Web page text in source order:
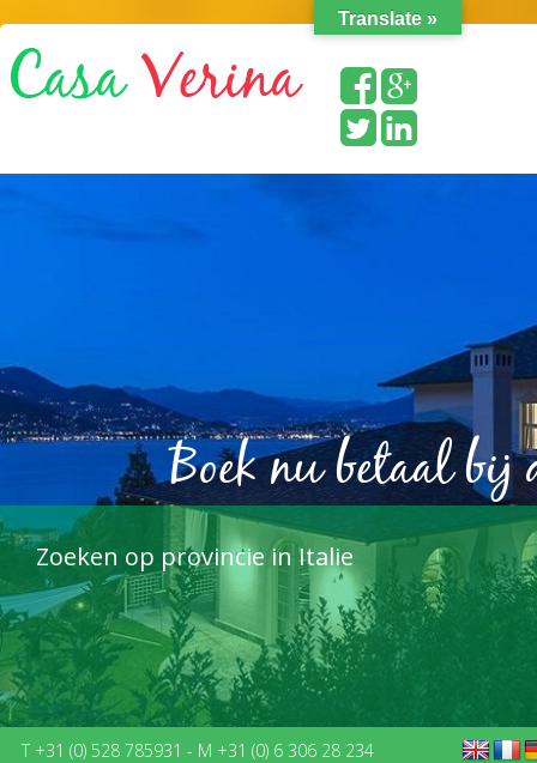
Zoeken op provincie in Italie
Boek nu betaal bij
T +31 (0) 528 785931 - M +31 (0) 6 306 28 234
Translate »